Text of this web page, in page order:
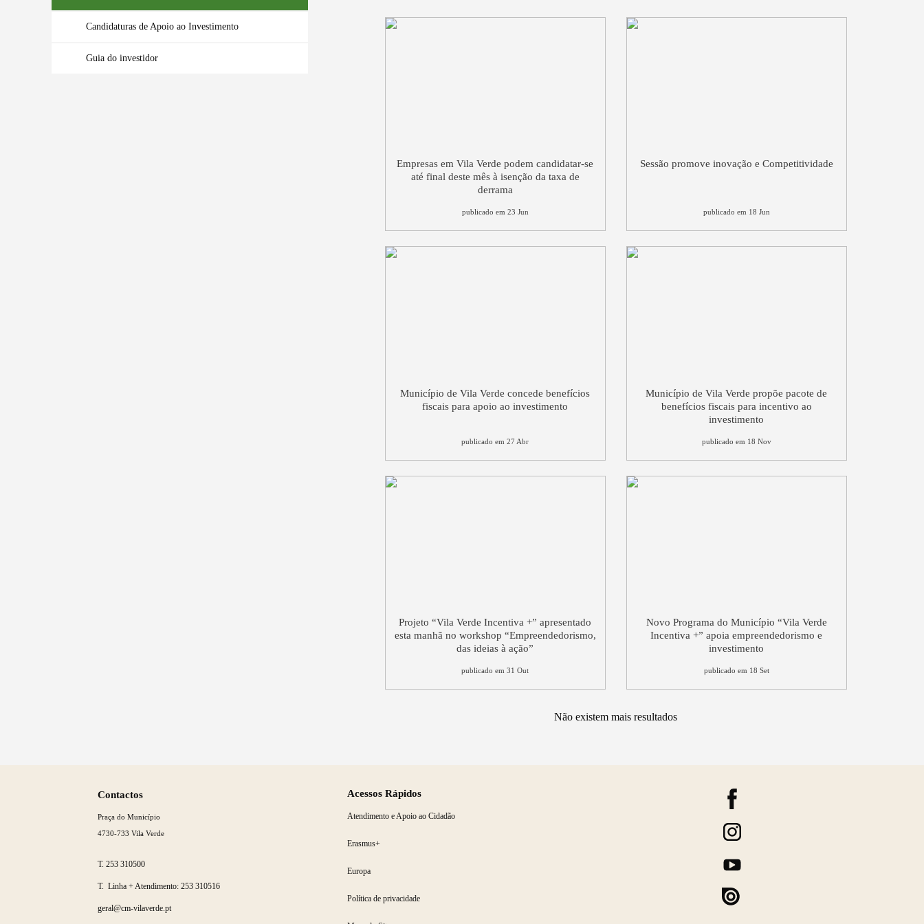
Candidaturas de Apoio ao Investimento
Guia do investidor
Empresas em Vila Verde podem candidatar-se
até final deste mês à isenção da taxa de
derrama
publicado em 23 Jun
Sessão promove inovação e Competitividade
publicado em 18 Jun
Município de Vila Verde concede benefícios
fiscais para apoio ao investimento
publicado em 27 Abr
Município de Vila Verde propõe pacote de
benefícios fiscais para incentivo ao
investimento
publicado em 18 Nov
Projeto “Vila Verde Incentiva +” apresentado
esta manhã no workshop “Empreendedorismo,
das ideias à ação”
publicado em 31 Out
Novo Programa do Município “Vila Verde
Incentiva +” apoia empreendedorismo e
investimento
publicado em 18 Set
Não existem mais resultados
Contactos
Praça do Município
4730-733 Vila Verde
T. 253 310500
T. Linha + Atendimento: 253 310516
geral@cm-vilaverde.pt
Acessos Rápidos
Atendimento e Apoio ao Cidadão
Erasmus+
Europa
Política de privacidade